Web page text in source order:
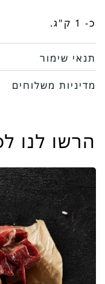
כ- 1 ק"ג.
תנאי שימור
מדיניות משלוחים
הרשו לנו